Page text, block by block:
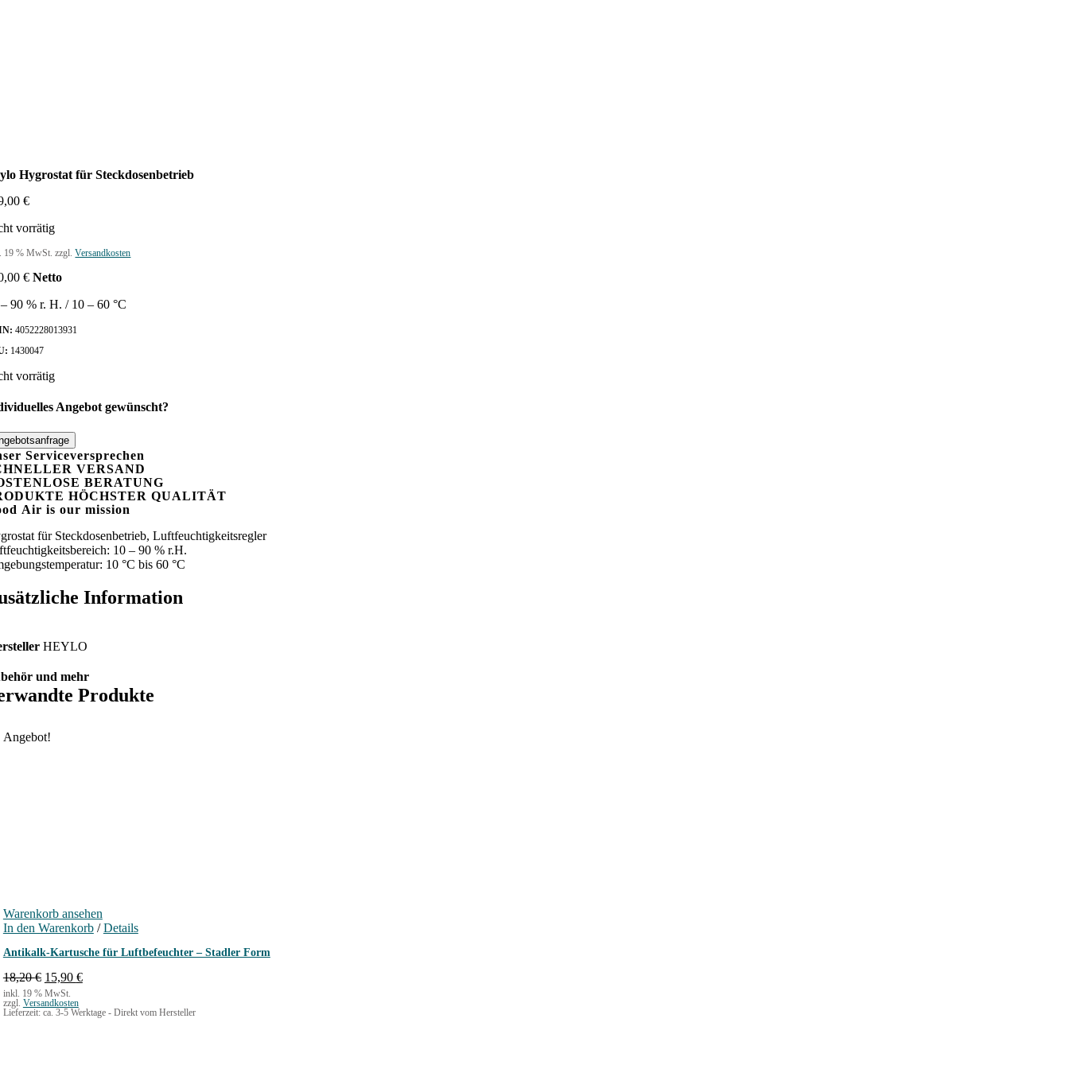
Hygrostat für Steckdosenbetrieb
€
vorrätig
19 % MwSt. zzgl.Versandkosten
€ Netto
90 % r. H. / 10 – 60 °C
4052228013931
1430047
vorrätig
Angebot gewünscht?
Serviceversprechen
VERSAND
BERATUNG
HÖCHSTER QUALITÄT
Air is our mission
für Steckdosenbetrieb, Luftfeuchtigkeitsregler
10 – 90 % r.H.
10 °C bis 60 °C
Information
HEYLO
und mehr
Produkte
Angebot!
Warenkorb ansehen
In den Warenkorb / Details
Antikalk-Kartusche für Luftbefeuchter – Stadler Form
18,20€ Ursprünglicher
Preis
war:
18,20 €
15,90 €Aktueller
15,90 €.
inkl. 19 % MwSt.
zzgl. Versandkosten
Lieferzeit: ca. 3-5 Werktage - Direkt vom Hersteller